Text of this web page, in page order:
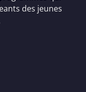
des jeunes